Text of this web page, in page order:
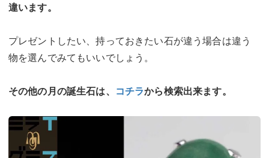
違います。
プレゼントしたい、持っておきたい石が違う場合は違う
物を選んでみてもいいでしょう。
その他の月の誕生石は、 コチラから検索出来ます。